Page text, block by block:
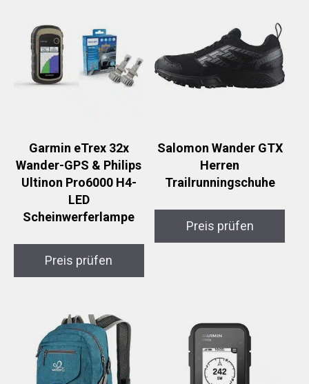
Garmin eTrex 32x
Wander-GPS & Philips
Ultinon Pro6000 H4-
LED
Scheinwerferlampe
Preis prüfen
Salomon Wander GTX
Herren
Trailrunningschuhe
Preis prüfen